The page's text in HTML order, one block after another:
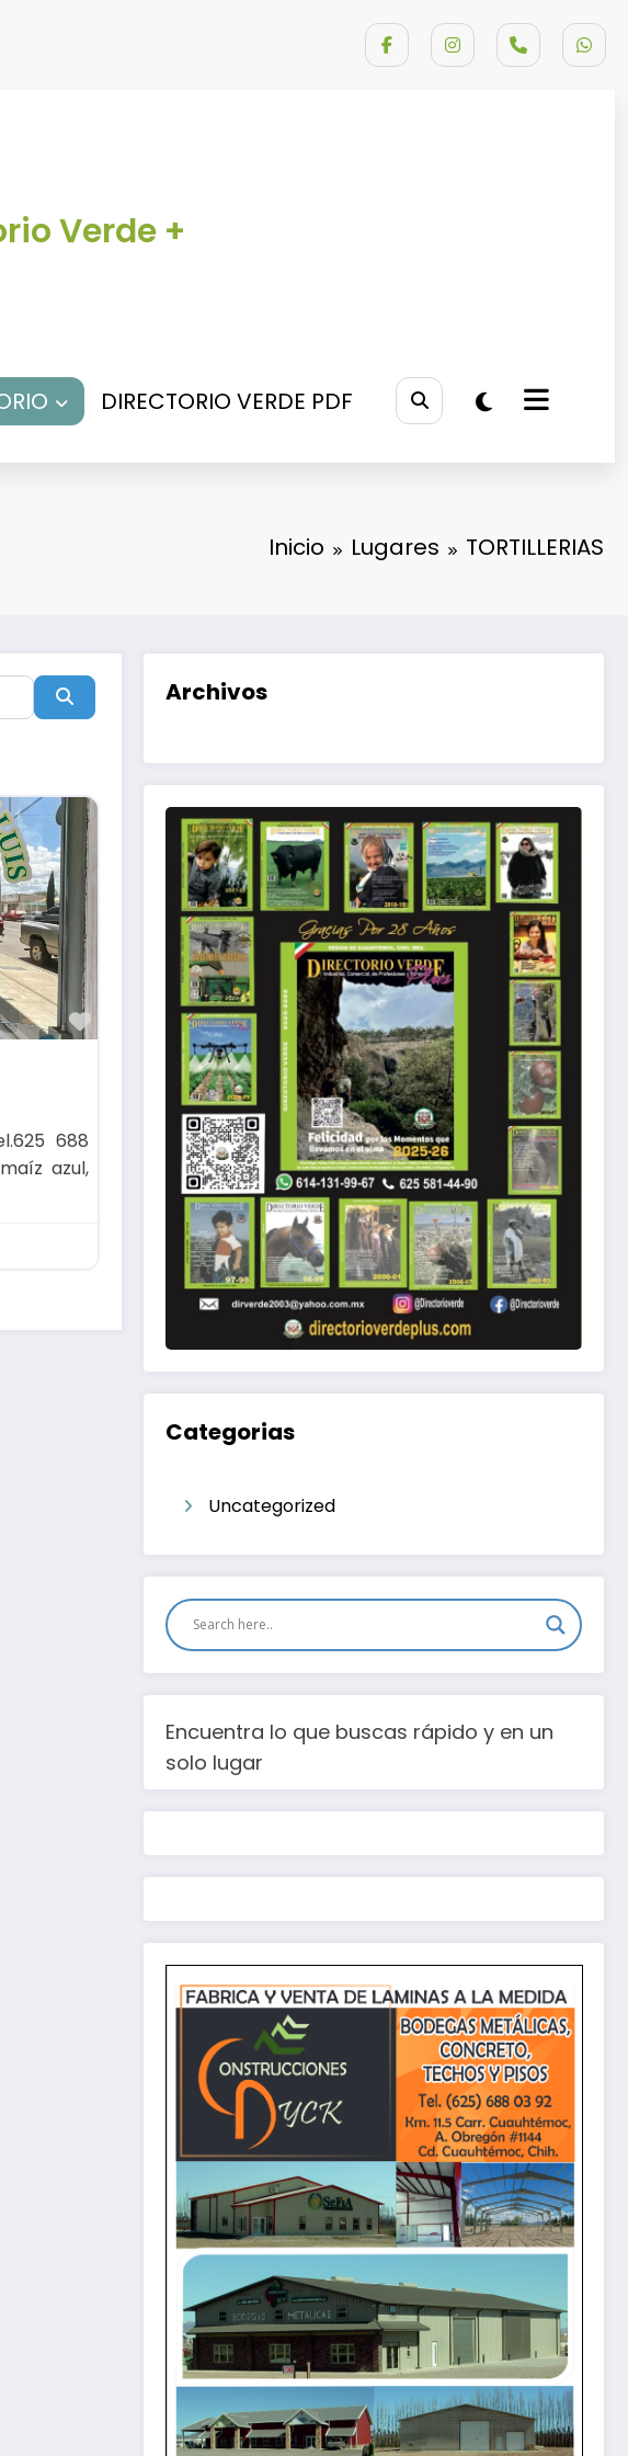
Verde +
DIRECTORIO VERDE PDF
Inicio Lugares TORTILLERIAS
Búsqueda
Favorito
688
azul,
Archivos
Categorias
Uncategorized
Encuentra lo que buscas rápido y en un
solo lugar